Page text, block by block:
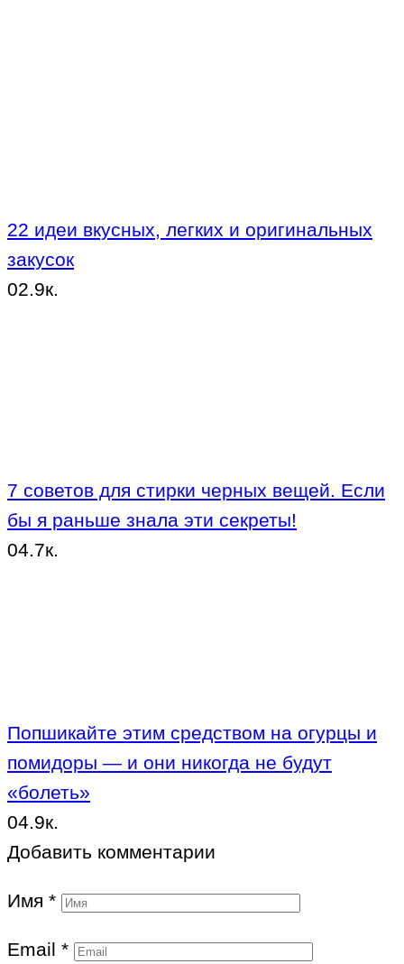
22 идеи вкусных, легких и оригинальных
закусок
02.9к.
7 советов для стирки черных вещей. Если
бы я раньше знала эти секреты!
04.7к.
Попшикайте этим средством на огурцы и
помидоры — и они никогда не будут
«болеть»
04.9к.
Добавить комментарии
Имя *
Email *